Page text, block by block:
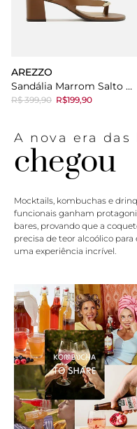
AREZZO
Sandália Marrom Salto Médio Bloco
R$ 399,90 R$199,90
A nova era das
chegou
Mocktails, kombuchas e
funcionais ganham
bares, provando que a
precisa de teor alcoólico para
uma experiência incrível.